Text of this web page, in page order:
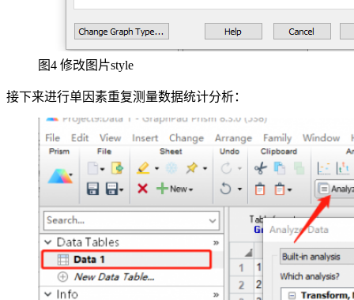
图4 修改图片style
接下来进行单因素重复测量数据统计分析：